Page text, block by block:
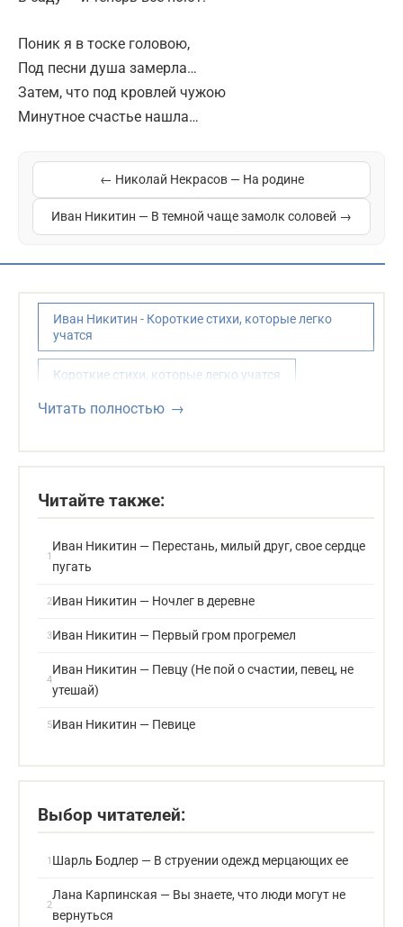
Поник я в тоске головою,
Под песни душа замерла…
Затем, что под кровлей чужою
Минутное счастье нашла…
← Николай Некрасов — На родине
Иван Никитин — В темной чаще замолк соловей →
Иван Никитин - Короткие стихи, которые легко
учатся
Короткие стихи, которые легко учатся
Никитин Иван Саввич - Стихи для детей,
Стихи для детей
Стихи Ивана Никитина о природе
Стихи о природе русских поэтов
Стихи русских поэтов классиков
Читать полностью
Читайте также:
Иван Никитин — Перестань, милый друг, свое сердце
пугать
Иван Никитин — Ночлег в деревне
Иван Никитин — Первый гром прогремел
Иван Никитин — Певцу (Не пой о счастии, певец, не
утешай)
Иван Никитин — Певице
Выбор читателей:
Шарль Бодлер — В струении одежд мерцающих ее
Лана Карпинская — Вы знаете, что люди могут не
вернуться